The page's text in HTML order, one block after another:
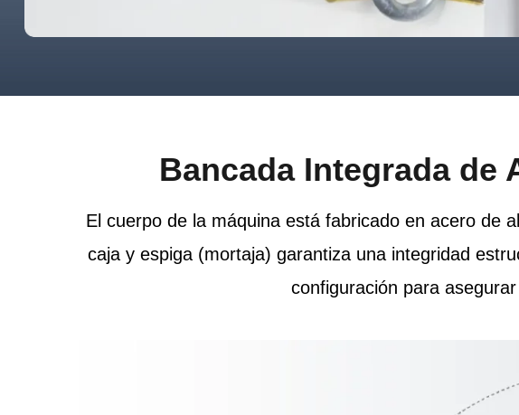
Bancada Integrada de
El cuerpo de la máquina está fabricado en acero de
caja y espiga (mortaja) garantiza una integridad
configuración para